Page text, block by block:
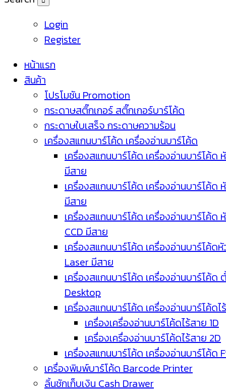
Login
Register
หน้าแรก
สินค้า
โปรโมชัน Promotion
กระดาษสติ๊กเกอร์ สติ๊กเกอร์บาร์โค้ด
กระดาษใบเสร็จ กระดาษความร้อน
เครื่องสแกนบาร์โค้ด เครื่องอ่านบาร์โค้ด
เครื่องสแกนบาร์โค้ด เครื่องอ่านบาร์โค้ด
มีสาย
เครื่องสแกนบาร์โค้ด เครื่องอ่านบาร์โค้ด
มีสาย
เครื่องสแกนบาร์โค้ด เครื่องอ่านบาร์โค้ด
CCD มีสาย
เครื่องสแกนบาร์โค้ด เครื่องอ่านบาร์โค้ด
Laser มีสาย
เครื่องสแกนบาร์โค้ด เครื่องอ่านบาร์โค้ด
Desktop
เครื่องสแกนบาร์โค้ด เครื่องอ่านบาร์โค้ดไ
เครื่องเครื่องอ่านบาร์โค้ดไร้สาย 1D
เครื่องเครื่องอ่านบาร์โค้ดไร้สาย 2D
เครื่องสแกนบาร์โค้ด เครื่องอ่านบาร์โค้ด
เครื่องพิมพ์บาร์โค้ด Barcode Printer
ลิ้นชักเก็บเงิน Cash Drawer